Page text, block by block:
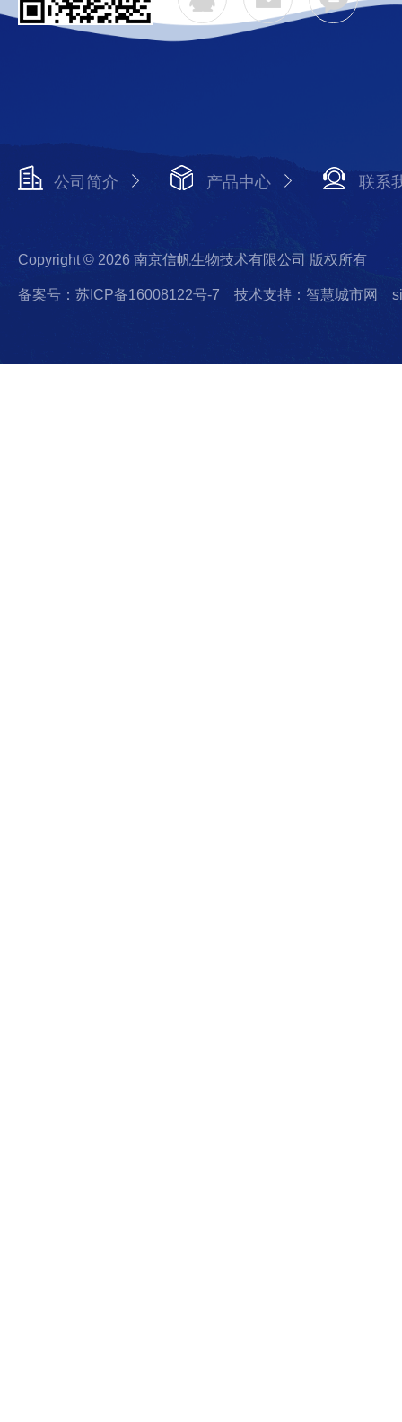
公司简介 产品中心 联系
Copyright © 2026 南京信帆生物技术有限公司 版权所有
备案号：苏ICP备16008122号-7 技术支持：智慧城市网